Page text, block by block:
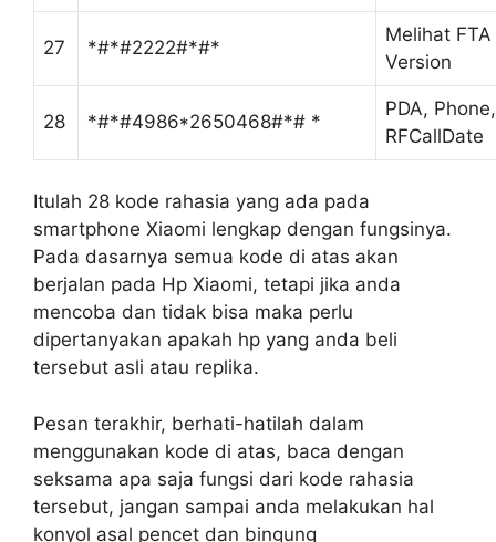
27 *#*#2222#*#*
Melihat FTA
Version
28 *#*#4986*2650468#*# *
PDA,
RFCallDate
Itulah 28 kode rahasia yang ada pada
smartphone Xiaomi lengkap dengan fungsinya.
Pada dasarnya semua kode di atas akan
berjalan pada Hp Xiaomi, tetapi jika anda
mencoba dan tidak bisa maka perlu
dipertanyakan apakah hp yang anda beli
tersebut asli atau replika.
Pesan terakhir, berhati-hatilah dalam
menggunakan kode di atas, baca dengan
seksama apa saja fungsi dari kode rahasia
tersebut, jangan sampai anda melakukan hal
konyol asal pencet dan bingung